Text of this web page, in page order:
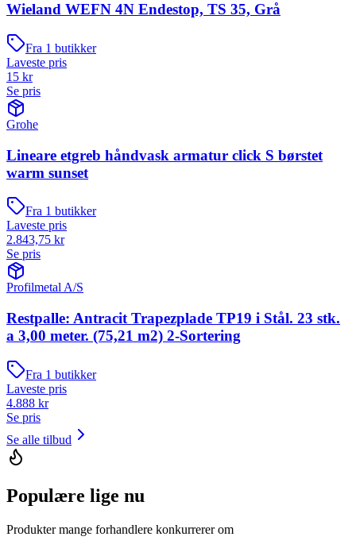
Wieland WEFN 4N Endestop, TS 35, Grå
Fra 1 butikker
Laveste pris
15 kr
Se pris
Grohe
Lineare etgreb håndvask armatur click S børstet
warm sunset
Fra 1 butikker
Laveste pris
2.843,75 kr
Se pris
Profilmetal A/S
Restpalle: Antracit Trapezplade TP19 i Stål. 23 stk.
a 3,00 meter. (75,21 m2) 2-Sortering
Fra 1 butikker
Laveste pris
4.888 kr
Se pris
Se alle tilbud
Populære lige nu
Produkter mange forhandlere konkurrerer om